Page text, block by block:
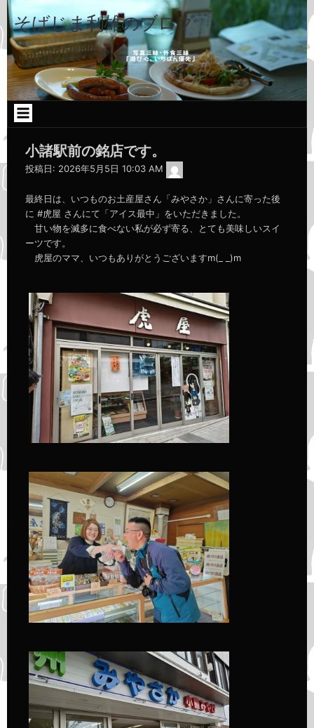
コ
ン
テ
ン
ツ
へ
ス
キ
ッ
そばじま利雄のブログ
小諸駅前の銘店です。
投稿日: 2026年5月5日 10:03 AM
最終日は、いつものお土産屋さん「みやさか」さんに寄った後
に #虎屋 さんにて「アイス最中」をいただきました。
甘い物を滅多に食べない私が必ず寄る、とても美味しいスイ
ーツです。
虎屋のママ、いつもありがとうございますm(_ _)m